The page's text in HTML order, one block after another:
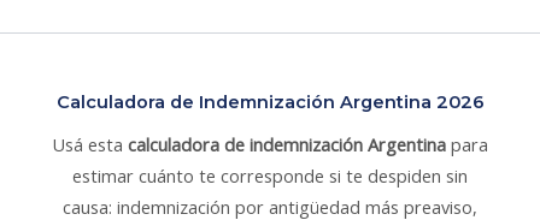
Calculadora de Indemnización Argentina 2026
Usá esta calculadora de indemnización Argentina para
estimar cuánto te corresponde si te despiden sin
causa: indemnización por antigüedad más preaviso,